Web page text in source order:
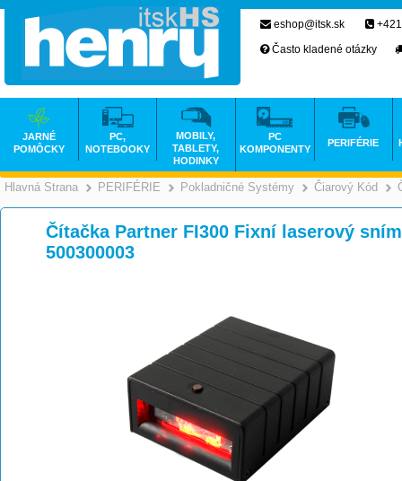
Hlavná Strana >
PERIFÉRIE >
Pokladničné Systémy Čiarový Kód
Čítačka Partner FI300 Fixní laserový
500300003
eshop@itsk.sk
Často kladené otázky
JARNÉ
POMÔCKY
PC,
NOTEBOOKY
MOBILY,
TABLETY,
HODINKY
PC
KOMPONENTY
PERIFÉRIE